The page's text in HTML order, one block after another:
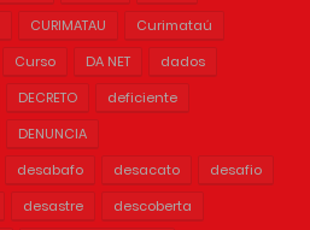
CURIMATAU
Curimataú
Curso DA NET
dados
DECRETO
deficiente
DENUNCIA
desabafo desacato
desafio
desastre
descoberta